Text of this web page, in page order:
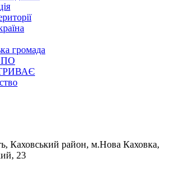
громада
Каховський район, м.Нова Каховка,
23